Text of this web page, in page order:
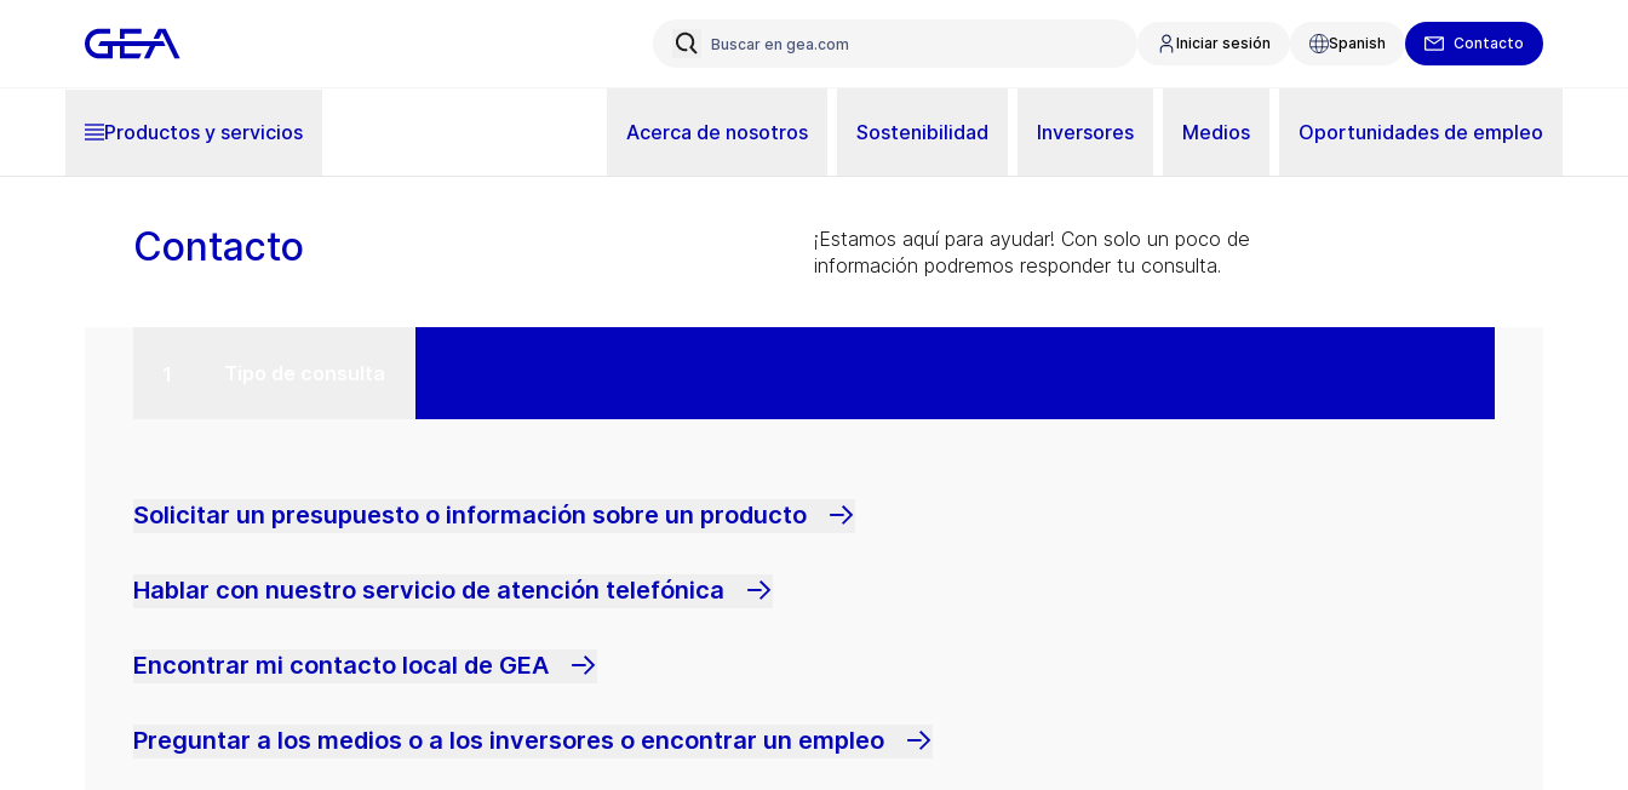
Iniciar sesión Spanish Contacto
Productos y servicios Acerca de nosotros Sostenibilidad Inversores Medios Oportunidades de empleo
Contacto
¡Estamos aquí para ayudar! Con solo un poco de
información podremos responder tu consulta.
Solicitar un presupuesto o información sobre un producto
Hablar con nuestro servicio de atención telefónica
Encontrar mi contacto local de GEA
Preguntar a los medios o a los inversores o encontrar un empleo